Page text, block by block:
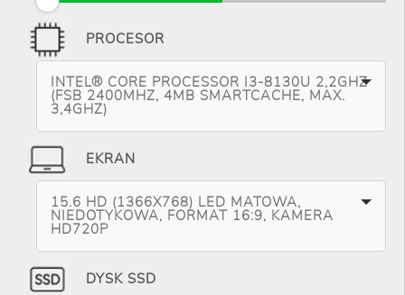
PROCESOR
INTEL® CORE PROCESSOR I3-8130U 2,2GHZ
(FSB 2400MHZ, 4MB SMARTCACHE, MAX.
3,4GHZ)
EKRAN
15.6 HD (1366X768) LED MATOWA,
NIEDOTYKOWA, FORMAT 16:9, KAMERA
HD720P
DYSK SSD